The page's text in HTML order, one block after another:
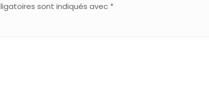
sont indiqués avec *